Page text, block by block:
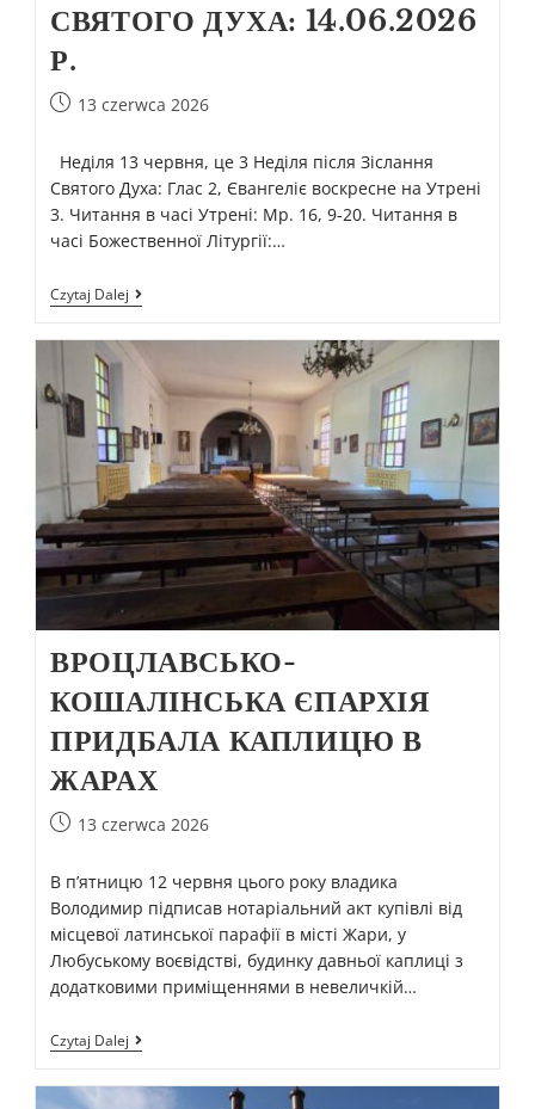
СВЯТОГО ДУХА: 14.06.2026
Р.
13 czerwca 2026
Неділя 13 червня, це 3 Неділя після Зіслання
Святого Духа: Глас 2, Євангеліє воскресне на Утрені
3. Читання в часі Утрені: Мр. 16, 9-20. Читання в
часі Божественної Літургії:…
Czytaj Dalej
ВРОЦЛАВСЬКО-
КОШАЛІНСЬКА ЄПАРХІЯ
ПРИДБАЛА КАПЛИЦЮ В
ЖАРАХ
13 czerwca 2026
В п’ятницю 12 червня цього року владика
Володимир підписав нотаріальний акт купівлі від
місцевої латинської парафії в місті Жари, у
Любуському воєвідстві, будинку давньої каплиці з
додатковими приміщеннями в невеличкій…
Czytaj Dalej